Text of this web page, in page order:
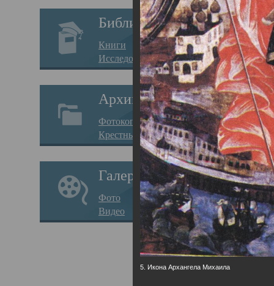
Библиотека
Книги
Исследования
Архив
Фотокопии дел
Крестные ходы
Галерея
Фото
Видео
5. Икона Архангела Михаила